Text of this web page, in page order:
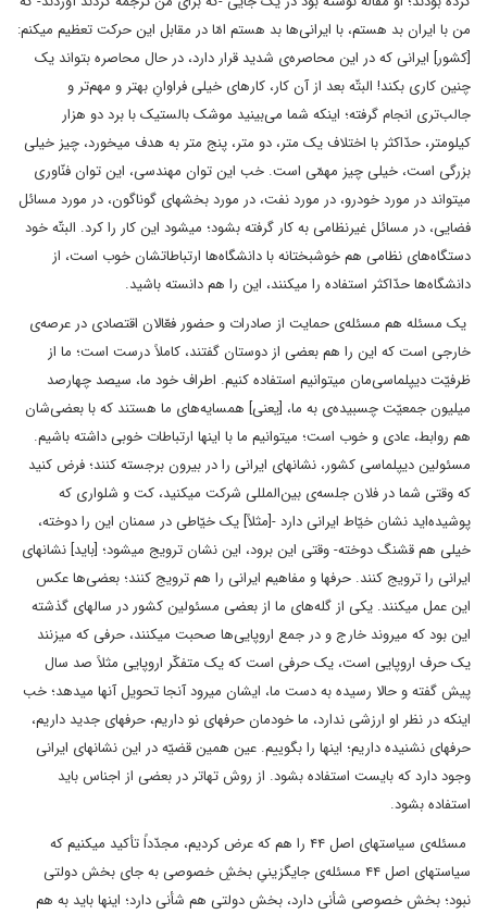
من با ایران بد هستم، با ایرانی‌ها بد هستم امّا در مقابل این حرکت تعظیم میکنم:
[کشور] ایرانی که در این محاصره‌ی شدید قرار دارد، در حال محاصره بتواند یک
چنین کاری بکند! البتّه بعد از آن کار، کارهای خیلی فراوانِ بهتر و مهم‌تر و
جالب‌تری انجام گرفته؛ اینکه شما می‌بینید موشک بالستیک با برد دو هزار
کیلومتر، حدّاکثر با اختلاف یک متر، دو متر، پنج متر به هدف میخورد، چیز خیلی
بزرگی است، خیلی چیز مهمّی است. خب این توان مهندسی، این توان فنّاوری
میتواند در مورد خودرو، در مورد نفت، در مورد بخشهای گوناگون، در مورد مسائل
فضایی، در مسائل غیرنظامی به کار گرفته بشود؛ میشود این کار را کرد. البتّه خود
دستگاه‌های نظامی هم خوشبختانه با دانشگاه‌ها ارتباطاتشان خوب است، از
دانشگاه‌ها حدّاکثر استفاده را میکنند، این را هم دانسته باشید.
یک مسئله هم مسئله‌ی حمایت از صادرات و حضور فعّالان اقتصادی در عرصه‌ی
خارجی است که این را هم بعضی‌ از دوستان گفتند، کاملاً درست است؛ ما از
ظرفیّت دیپلماسی‌مان میتوانیم استفاده کنیم. اطراف خود ما، سیصد چهارصد
میلیون جمعیّت چسبیده‌ی به ما، [یعنی] همسایه‌های ما هستند که با بعضی‌شان
هم روابط، عادی و خوب است؛ میتوانیم ما با اینها ارتباطات خوبی داشته باشیم.
مسئولین دیپلماسی کشور، نشانهای ایرانی را در بیرون برجسته کنند؛ فرض کنید
که وقتی شما در فلان جلسه‌ی بین‌المللی شرکت میکنید، کت و شلواری که
پوشیده‌اید نشان خیّاط ایرانی دارد -[مثلاً] یک خیّاطی در سمنان این را دوخته،
خیلی هم قشنگ دوخته- وقتی این برود، این نشان ترویج میشود؛ [باید] نشانهای
ایرانی را ترویج کنند. حرفها و مفاهیم ایرانی را هم ترویج کنند؛ بعضی‌ها عکس
این عمل میکنند. یکی از گله‌های ما از بعضی مسئولین کشور در سالهای گذشته
این بود که میروند خارج و در جمع اروپایی‌ها صحبت میکنند، حرفی که میزنند
یک حرف اروپایی است، یک حرفی است که یک متفکّر اروپایی مثلاً صد سال
پیش گفته و حالا رسیده به دست ما، ایشان میرود آنجا تحویل آنها میدهد؛ خب
اینکه در نظر او ارزشی ندارد، ما خودمان حرفهای نو داریم، حرفهای جدید داریم،
حرفهای نشنیده داریم؛ اینها را بگوییم. عین همین قضیّه در این نشانهای ایرانی
وجود دارد که بایست استفاده بشود. از روش تهاتر در بعضی از اجناس باید
استفاده بشود.
مسئله‌ی سیاستهای اصل ۴۴ را هم که عرض کردیم، مجدّداً تأکید میکنیم که
سیاستهای اصل ۴۴ مسئله‌ی جایگزینیِ بخشِ خصوصی به جای بخش دولتی
نبود؛ بخش خصوصی شأنی دارد، بخش دولتی هم شأنی دارد؛ اینها باید به هم